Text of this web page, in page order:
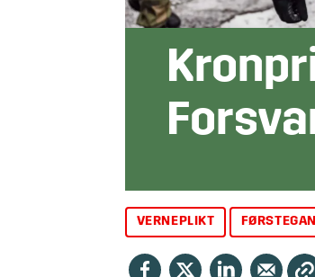
VERNEPLIKT